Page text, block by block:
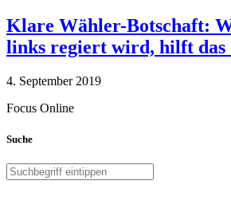
Klare Wähler-Botschaft:
links regiert wird, hilft das
4. September 2019
Focus Online
Suche